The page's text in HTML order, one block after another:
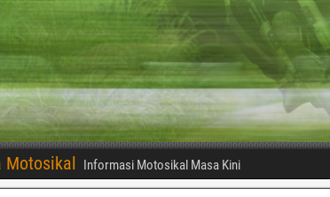
Motosikal Informasi Motosikal Masa Kini